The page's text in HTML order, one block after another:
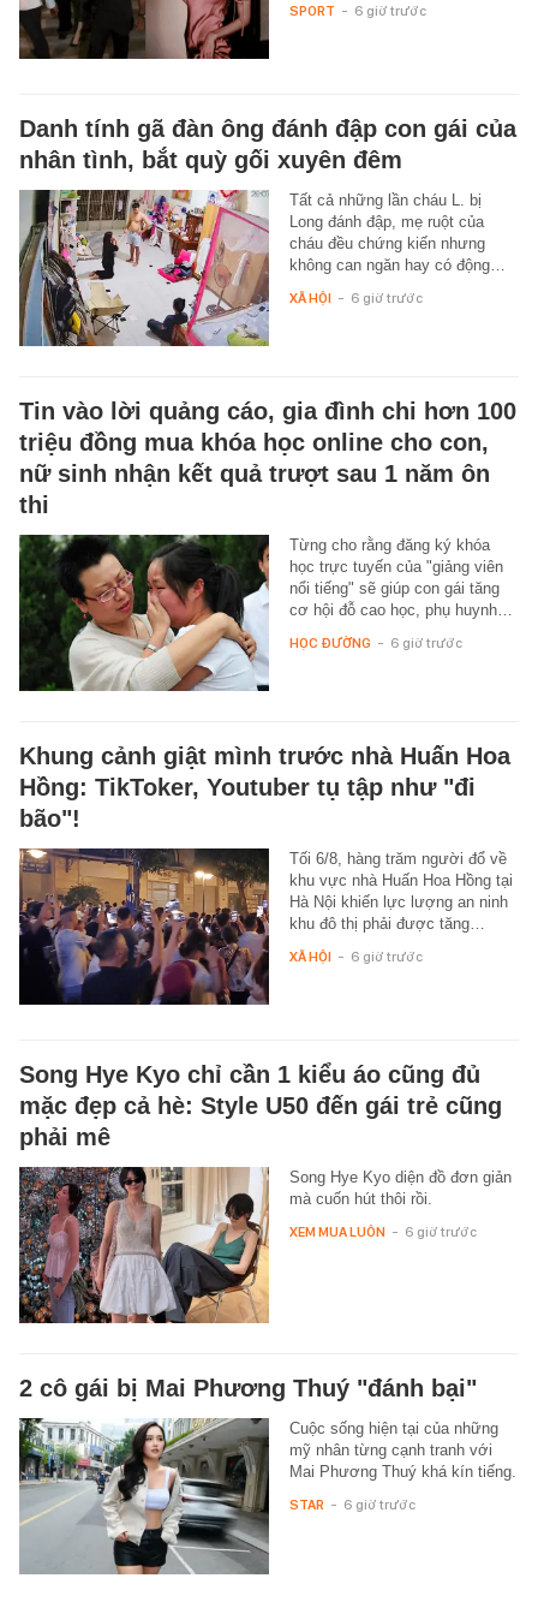
SPORT - 6 giờ trước
Danh tính gã đàn ông đánh đập con gái của
nhân tình, bắt quỳ gối xuyên đêm
Tất cả những lần cháu L. bị
Long đánh đập, mẹ ruột của
cháu đều chứng kiến nhưng
không can ngăn hay có động…
XÃ HỘI - 6 giờ trước
Tin vào lời quảng cáo, gia đình chi hơn 100
triệu đồng mua khóa học online cho con,
nữ sinh nhận kết quả trượt sau 1 năm ôn
thi
Từng cho rằng đăng ký khóa
học trực tuyến của "giảng viên
nổi tiếng" sẽ giúp con gái tăng
cơ hội đỗ cao học, phụ huynh…
HỌC ĐƯỜNG - 6 giờ trước
Khung cảnh giật mình trước nhà Huấn Hoa
Hồng: TikToker, Youtuber tụ tập như "đi
bão"!
Tối 6/8, hàng trăm người đổ về
khu vực nhà Huấn Hoa Hồng tại
Hà Nội khiến lực lượng an ninh
khu đô thị phải được tăng…
XÃ HỘI - 6 giờ trước
Song Hye Kyo chỉ cần 1 kiểu áo cũng đủ
mặc đẹp cả hè: Style U50 đến gái trẻ cũng
phải mê
Song Hye Kyo diện đồ đơn giản
mà cuốn hút thôi rồi.
XEM MUA LUÔN - 6 giờ trước
2 cô gái bị Mai Phương Thuý "đánh bại"
Cuộc sống hiện tại của những
mỹ nhân từng cạnh tranh với
Mai Phương Thuý khá kín tiếng.
STAR - 6 giờ trước